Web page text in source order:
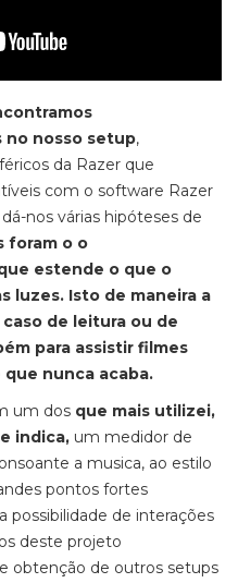
no nosso setup,
da Razer que
com o software Razer
nos várias hipóteses de
foram o o
estende o que o
luzes. Isto de maneira a
de leitura ou de
para assistir filmes
nunca acaba.
um dos que mais utilizei,
indica, um medidor de
a musica, ao estilo
pontos fortes
possibilidade de interações
deste projeto
obtenção de outros setups